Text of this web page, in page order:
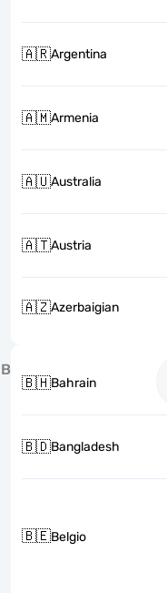
🇦🇷Argentina
🇦🇲Armenia
🇦🇺Australia
🇦🇹Austria
🇦🇿Azerbaigian
B
🇧🇭Bahrain
🇧🇩Bangladesh
🇧🇪Belgio